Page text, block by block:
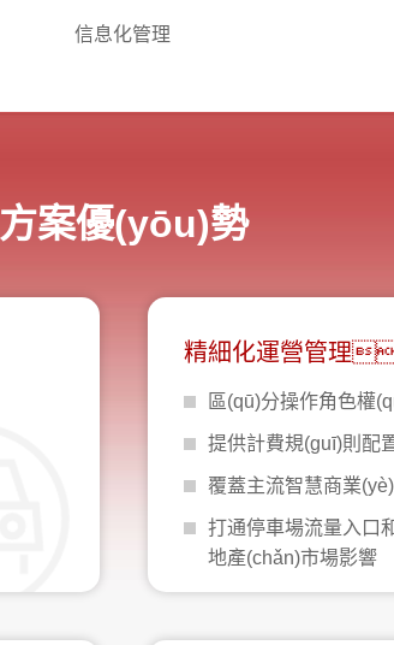
信息化管理
方案優(yōu)勢
精細化運營管理
區(qū)分操作角色
提供計費規(guī)則
覆蓋主流智慧商業
打通停車場流量入
地產(chǎn)市場影響